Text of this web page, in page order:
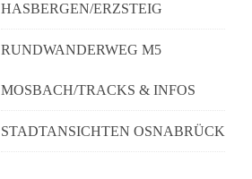
HASBERGEN/ERZSTEIG
RUNDWANDERWEG M5
MOSBACH/TRACKS & INFOS
STADTANSICHTEN OSNABRÜCK